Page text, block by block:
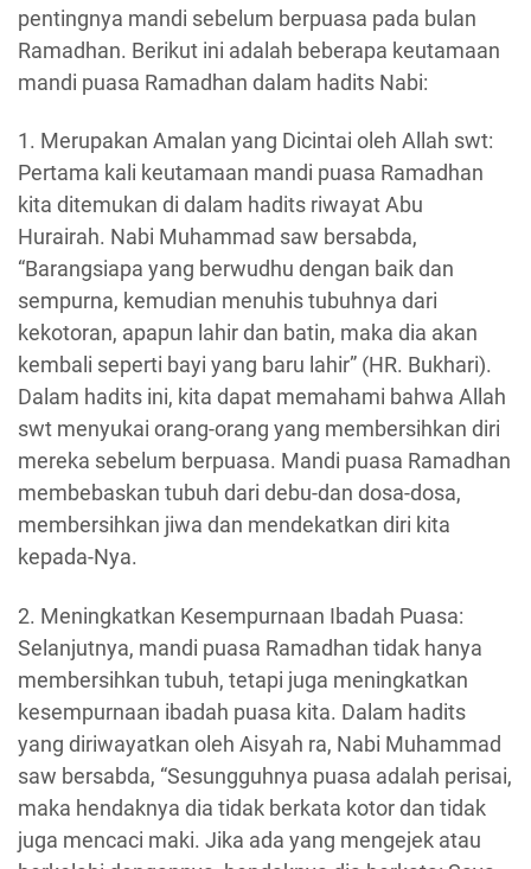
pentingnya mandi sebelum berpuasa pada bulan
Ramadhan. Berikut ini adalah beberapa keutamaan
mandi puasa Ramadhan dalam hadits Nabi:
1. Merupakan Amalan yang Dicintai oleh Allah swt:
Pertama kali keutamaan mandi puasa Ramadhan
kita ditemukan di dalam hadits riwayat Abu
Hurairah. Nabi Muhammad saw bersabda,
“Barangsiapa yang berwudhu dengan baik dan
sempurna, kemudian menuhis tubuhnya dari
kekotoran, apapun lahir dan batin, maka dia akan
kembali seperti bayi yang baru lahir” (HR. Bukhari).
Dalam hadits ini, kita dapat memahami bahwa Allah
swt menyukai orang-orang yang membersihkan diri
mereka sebelum berpuasa. Mandi puasa Ramadhan
membebaskan tubuh dari debu-dan dosa-dosa,
membersihkan jiwa dan mendekatkan diri kita
kepada-Nya.
2. Meningkatkan Kesempurnaan Ibadah Puasa:
Selanjutnya, mandi puasa Ramadhan tidak hanya
membersihkan tubuh, tetapi juga meningkatkan
kesempurnaan ibadah puasa kita. Dalam hadits
yang diriwayatkan oleh Aisyah ra, Nabi Muhammad
saw bersabda, “Sesungguhnya puasa adalah perisai,
maka hendaknya dia tidak berkata kotor dan tidak
juga mencaci maki. Jika ada yang mengejek atau